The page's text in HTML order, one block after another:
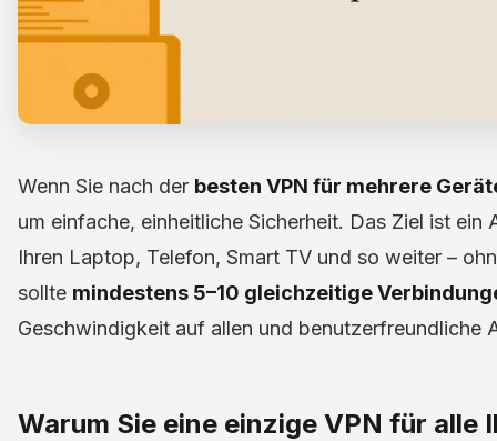
Wenn Sie nach der besten VPN für mehrere
um einfache, einheitliche Sicherheit. Das Ziel ist ein
Ihren Laptop, Telefon, Smart TV und so weiter –
sollte mindestens 5–10 gleichzeitige
Geschwindigkeit auf allen und benutzerfreundliche
Warum Sie eine einzige VPN für alle